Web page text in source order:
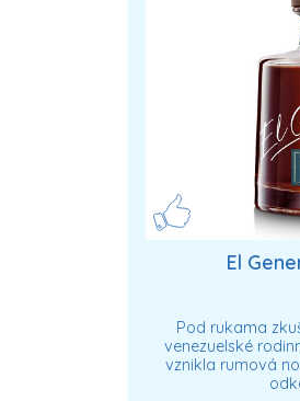
El
Pod rukama
venezuelské
vznikla rumová